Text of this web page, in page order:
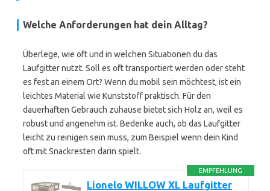
Welche Anforderungen hat dein Alltag?
Überlege, wie oft und in welchen Situationen du das
Laufgitter nutzt. Soll es oft transportiert werden oder steht
es fest an einem Ort? Wenn du mobil sein möchtest, ist ein
leichtes Material wie Kunststoff praktisch. Für den
dauerhaften Gebrauch zuhause bietet sich Holz an, weil es
robust und angenehm ist. Bedenke auch, ob das Laufgitter
leicht zu reinigen sein muss, zum Beispiel wenn dein Kind
oft mit Snackresten darin spielt.
EMPFEHLUNG
Lionelo WILLOW XL Laufgitter